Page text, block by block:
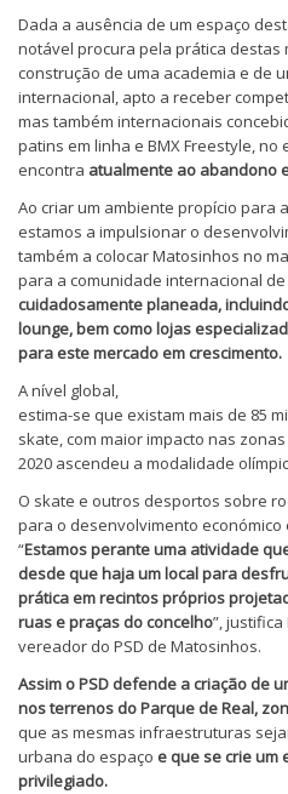
Dada a ausência de um espaço
notável procura pela prática destas
construção de uma academia e de
internacional, apto a receber
mas também internacionais
patins em linha e BMX Freestyle, no
encontra atualmente ao abandono
Ao criar um ambiente propício para
estamos a impulsionar o
também a colocar Matosinhos no
para a comunidade internacional de
cuidadosamente planeada,
lounge, bem como lojas
para este mercado em crescimento.
A nível global,
estima-se que existam mais de 85
skate, com maior impacto nas
2020 ascendeu a modalidade
O skate e outros desportos sobre
para o desenvolvimento económico
“Estamos perante uma atividade
desde que haja um local para
prática em recintos próprios
ruas e praças do concelho”,
vereador do PSD de Matosinhos.
Assim o PSD defende a criação de
nos terrenos do Parque de Real,
que as mesmas infraestruturas
urbana do espaço e que se crie um
privilegiado.